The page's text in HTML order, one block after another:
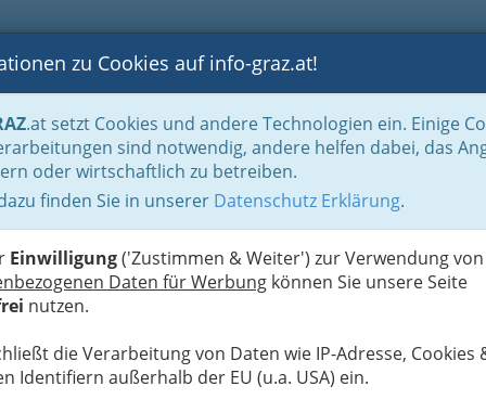
BLOGS FOTOS GASTRONOMIE BRANCHEN
zu Cookies auf info-graz.at!
.at setzt Cookies und andere Technologien ein. Einige
sind notwendig, andere helfen dabei, das
oder wirtschaftlich zu betreiben.
finden Sie in unserer Datenschutz Erklärung.
Einwilligung('Zustimmen & Weiter') zur Verwendung von
Daten für Werbung können Sie unsere Seite
nutzen.
die Verarbeitung von Daten wie IP-Adresse, Cookies
Identifiern außerhalb der EU (u.a. USA) ein.
& Handwerk, Gliederung der WKO
Landesinnung der Fußpfleger,